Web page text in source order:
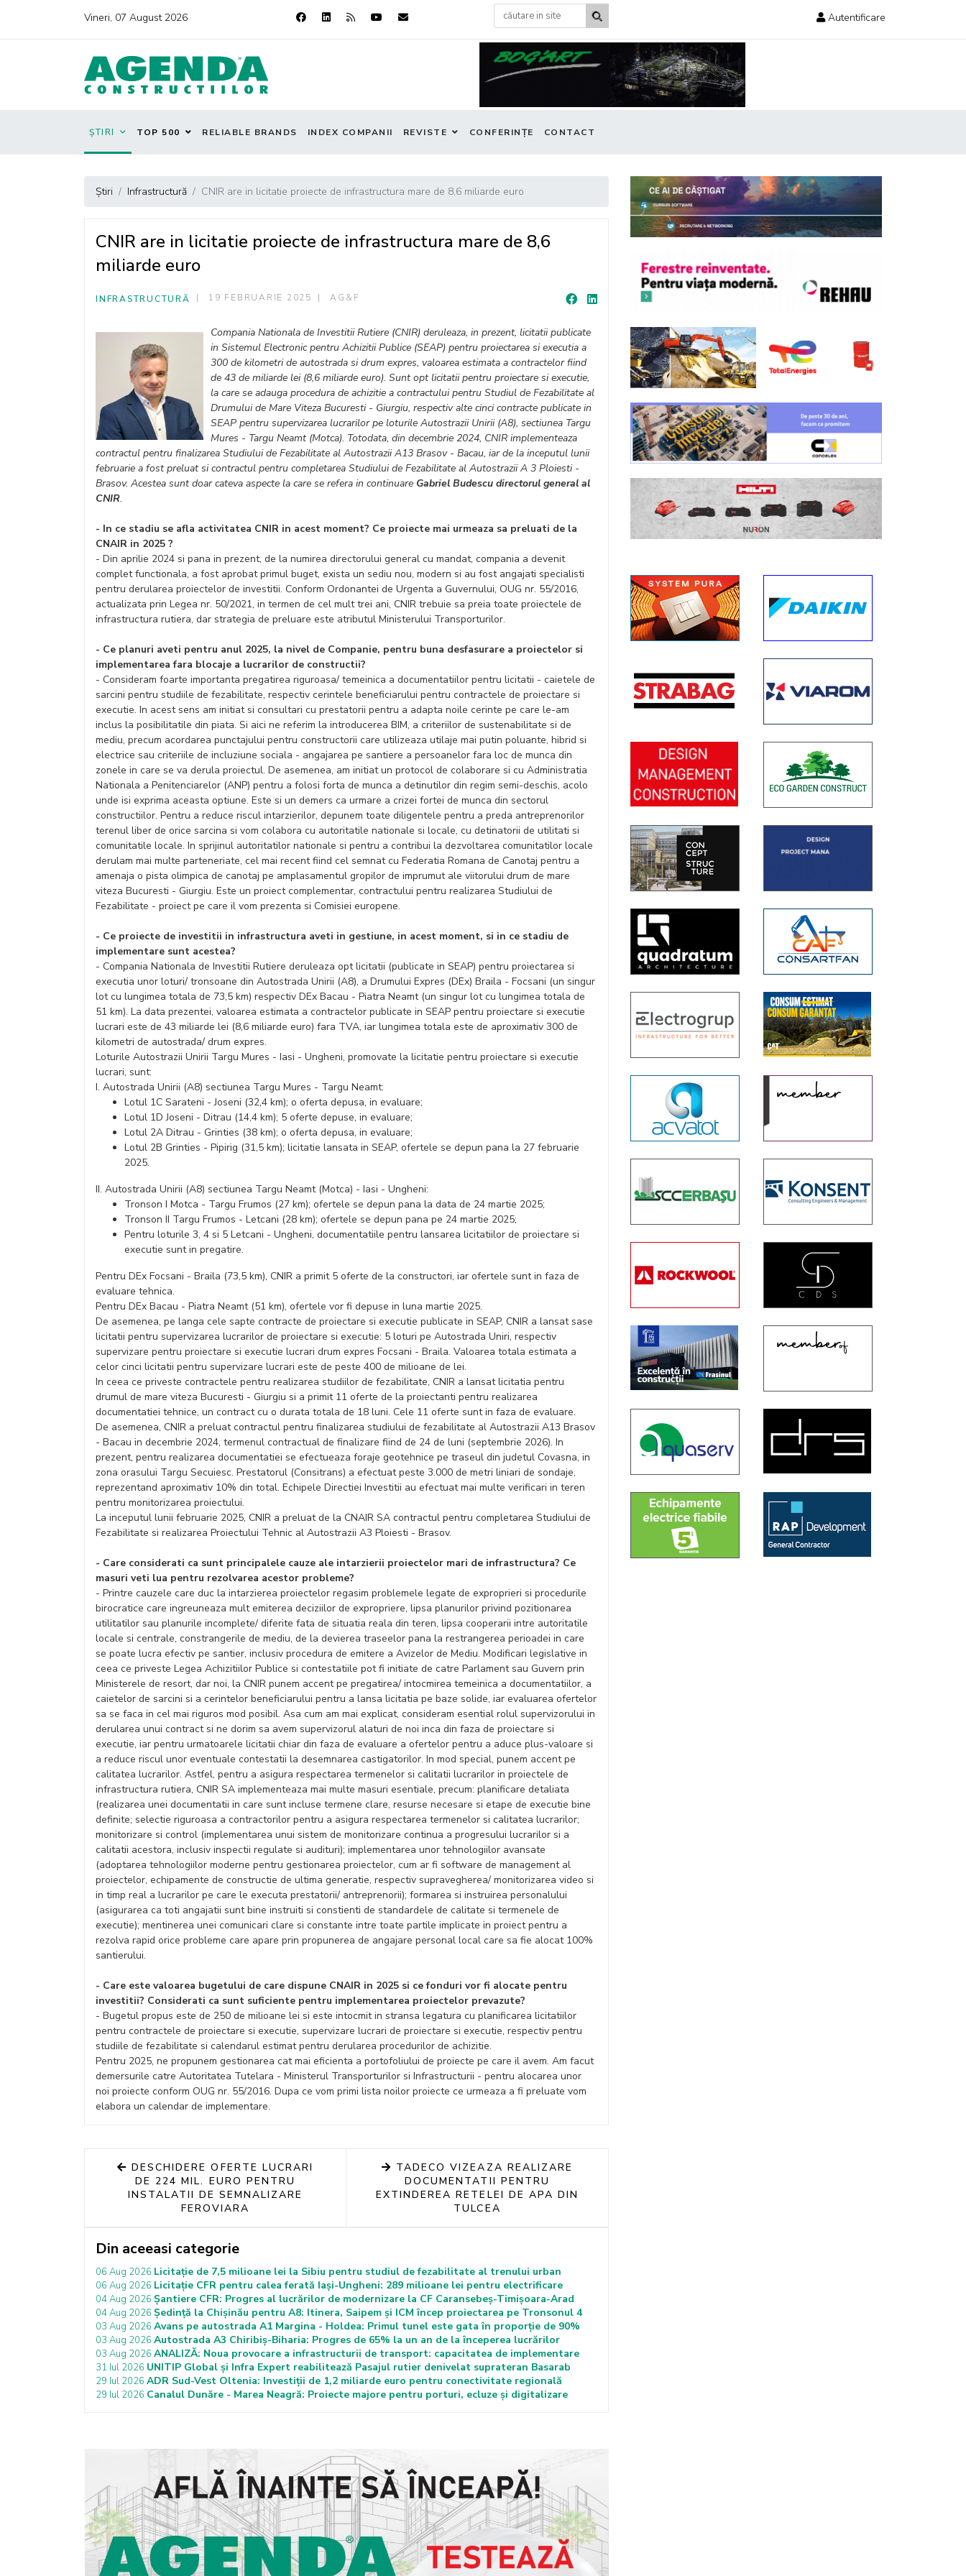
Vineri, 07 August 2026 Autentificare
ȘTIRI TOP 500 RELIABLE BRANDS INDEX COMPANII REVISTE CONFERINȚE CONTACT
Știri Infrastructură CNIR are in licitatie proiecte de infrastructura mare de 8,6 miliarde euro
CNIR are in licitatie proiecte de infrastructura mare de 8,6
miliarde euro
INFRASTRUCTURĂ 19 FEBRUARIE 2025 AG&F
Compania Nationala de Investitii Rutiere (CNIR) deruleaza, in prezent, licitatii publicate
in Sistemul Electronic pentru Achizitii Publice (SEAP) pentru proiectarea si executia a
300 de kilometri de autostrada si drum expres, valoarea estimata a contractelor fiind
de 43 de miliarde lei (8,6 miliarde euro). Sunt opt licitatii pentru proiectare si executie,
la care se adauga procedura de achizitie a contractului pentru Studiul de Fezabilitate al
Drumului de Mare Viteza Bucuresti - Giurgiu, respectiv alte cinci contracte publicate in
SEAP pentru supervizarea lucrarilor pe loturile Autostrazii Unirii (A8), sectiunea Targu
Mures - Targu Neamt (Motca). Totodata, din decembrie 2024, CNIR implementeaza
contractul pentru finalizarea Studiului de Fezabilitate al Autostrazii A13 Brasov - Bacau, iar de la inceputul lunii
februarie a fost preluat si contractul pentru completarea Studiului de Fezabilitate al Autostrazii A 3 Ploiesti -
Brasov. Acestea sunt doar cateva aspecte la care se refera in continuare Gabriel Budescu directorul general al
CNIR.
- In ce stadiu se afla activitatea CNIR in acest moment? Ce proiecte mai urmeaza sa preluati de la
CNAIR in 2025 ?
- Din aprilie 2024 si pana in prezent, de la numirea directorului general cu mandat, compania a devenit
complet functionala, a fost aprobat primul buget, exista un sediu nou, modern si au fost angajati specialisti
pentru derularea proiectelor de investitii. Conform Ordonantei de Urgenta a Guvernului, OUG nr. 55/2016,
actualizata prin Legea nr. 50/2021, in termen de cel mult trei ani, CNIR trebuie sa preia toate proiectele de
infrastructura rutiera, dar strategia de preluare este atributul Ministerului Transporturilor.
- Ce planuri aveti pentru anul 2025, la nivel de Companie, pentru buna desfasurare a proiectelor si
implementarea fara blocaje a lucrarilor de constructii?
- Consideram foarte importanta pregatirea riguroasa/ temeinica a documentatiilor pentru licitatii - caietele de
sarcini pentru studiile de fezabilitate, respectiv cerintele beneficiarului pentru contractele de proiectare si
executie. In acest sens am initiat si consultari cu prestatorii pentru a adapta noile cerinte pe care le-am
inclus la posibilitatile din piata. Si aici ne referim la introducerea BIM, a criteriilor de sustenabilitate si de
mediu, precum acordarea punctajului pentru constructorii care utilizeaza utilaje mai putin poluante, hibrid si
electrice sau criteriile de incluziune sociala - angajarea pe santiere a persoanelor fara loc de munca din
zonele in care se va derula proiectul. De asemenea, am initiat un protocol de colaborare si cu Administratia
Nationala a Penitenciarelor (ANP) pentru a folosi forta de munca a detinutilor din regim semi-deschis, acolo
unde isi exprima aceasta optiune. Este si un demers ca urmare a crizei fortei de munca din sectorul
constructiilor. Pentru a reduce riscul intarzierilor, depunem toate diligentele pentru a preda antreprenorilor
terenul liber de orice sarcina si vom colabora cu autoritatile nationale si locale, cu detinatorii de utilitati si
comunitatile locale. In sprijinul autoritatilor nationale si pentru a contribui la dezvoltarea comunitatilor locale
derulam mai multe parteneriate, cel mai recent fiind cel semnat cu Federatia Romana de Canotaj pentru a
amenaja o pista olimpica de canotaj pe amplasamentul gropilor de imprumut ale viitorului drum de mare
viteza Bucuresti - Giurgiu. Este un proiect complementar, contractului pentru realizarea Studiului de
Fezabilitate - proiect pe care il vom prezenta si Comisiei europene.
- Ce proiecte de investitii in infrastructura aveti in gestiune, in acest moment, si in ce stadiu de
implementare sunt acestea?
- Compania Nationala de Investitii Rutiere deruleaza opt licitatii (publicate in SEAP) pentru proiectarea si
executia unor loturi/ tronsoane din Autostrada Unirii (A8), a Drumului Expres (DEx) Braila - Focsani (un singur
lot cu lungimea totala de 73,5 km) respectiv DEx Bacau - Piatra Neamt (un singur lot cu lungimea totala de
51 km). La data prezentei, valoarea estimata a contractelor publicate in SEAP pentru proiectare si executie
lucrari este de 43 miliarde lei (8,6 miliarde euro) fara TVA, iar lungimea totala este de aproximativ 300 de
kilometri de autostrada/ drum expres.
Loturile Autostrazii Unirii Targu Mures - Iasi - Ungheni, promovate la licitatie pentru proiectare si executie
lucrari, sunt:
I. Autostrada Unirii (A8) sectiunea Targu Mures - Targu Neamt:
Lotul 1C Sarateni - Joseni (32,4 km); o oferta depusa, in evaluare;
Lotul 1D Joseni - Ditrau (14,4 km); 5 oferte depuse, in evaluare;
Lotul 2A Ditrau - Grinties (38 km); o oferta depusa, in evaluare;
Lotul 2B Grinties - Pipirig (31,5 km); licitatie lansata in SEAP, ofertele se depun pana la 27 februarie
2025.
II. Autostrada Unirii (A8) sectiunea Targu Neamt (Motca) - Iasi - Ungheni:
Tronson I Motca - Targu Frumos (27 km); ofertele se depun pana la data de 24 martie 2025;
Tronson II Targu Frumos - Letcani (28 km); ofertele se depun pana pe 24 martie 2025;
Pentru loturile 3, 4 si 5 Letcani - Ungheni, documentatiile pentru lansarea licitatiilor de proiectare si
executie sunt in pregatire.
Pentru DEx Focsani - Braila (73,5 km), CNIR a primit 5 oferte de la constructori, iar ofertele sunt in faza de
evaluare tehnica.
Pentru DEx Bacau - Piatra Neamt (51 km), ofertele vor fi depuse in luna martie 2025.
De asemenea, pe langa cele sapte contracte de proiectare si executie publicate in SEAP, CNIR a lansat sase
licitatii pentru supervizarea lucrarilor de proiectare si executie: 5 loturi pe Autostrada Uniri, respectiv
supervizare pentru proiectare si executie lucrari drum expres Focsani - Braila. Valoarea totala estimata a
celor cinci licitatii pentru supervizare lucrari este de peste 400 de milioane de lei.
In ceea ce priveste contractele pentru realizarea studiilor de fezabilitate, CNIR a lansat licitatia pentru
drumul de mare viteza Bucuresti - Giurgiu si a primit 11 oferte de la proiectanti pentru realizarea
documentatiei tehnice, un contract cu o durata totala de 18 luni. Cele 11 oferte sunt in faza de evaluare.
De asemenea, CNIR a preluat contractul pentru finalizarea studiului de fezabilitate al Autostrazii A13 Brasov
- Bacau in decembrie 2024, termenul contractual de finalizare fiind de 24 de luni (septembrie 2026). In
prezent, pentru realizarea documentatiei se efectueaza foraje geotehnice pe traseul din judetul Covasna, in
zona orasului Targu Secuiesc. Prestatorul (Consitrans) a efectuat peste 3.000 de metri liniari de sondaje,
reprezentand aproximativ 10% din total. Echipele Directiei Investitii au efectuat mai multe verificari in teren
pentru monitorizarea proiectului.
La inceputul lunii februarie 2025, CNIR a preluat de la CNAIR SA contractul pentru completarea Studiului de
Fezabilitate si realizarea Proiectului Tehnic al Autostrazii A3 Ploiesti - Brasov.
- Care considerati ca sunt principalele cauze ale intarzierii proiectelor mari de infrastructura? Ce
masuri veti lua pentru rezolvarea acestor probleme?
- Printre cauzele care duc la intarzierea proiectelor regasim problemele legate de exproprieri si procedurile
birocratice care ingreuneaza mult emiterea deciziilor de expropriere, lipsa planurilor privind pozitionarea
utilitatilor sau planurile incomplete/ diferite fata de situatia reala din teren, lipsa cooperarii intre autoritatile
locale si centrale, constrangerile de mediu, de la devierea traseelor pana la restrangerea perioadei in care
se poate lucra efectiv pe santier, inclusiv procedura de emitere a Avizelor de Mediu. Modificari legislative in
ceea ce priveste Legea Achizitiilor Publice si contestatiile pot fi initiate de catre Parlament sau Guvern prin
Ministerele de resort, dar noi, la CNIR punem accent pe pregatirea/ intocmirea temeinica a documentatiilor, a
caietelor de sarcini si a cerintelor beneficiarului pentru a lansa licitatia pe baze solide, iar evaluarea ofertelor
sa se faca in cel mai riguros mod posibil. Asa cum am mai explicat, consideram esential rolul supervizorului in
derularea unui contract si ne dorim sa avem supervizorul alaturi de noi inca din faza de proiectare si
executie, iar pentru urmatoarele licitatii chiar din faza de evaluare a ofertelor pentru a aduce plus-valoare si
a reduce riscul unor eventuale contestatii la desemnarea castigatorilor. In mod special, punem accent pe
calitatea lucrarilor. Astfel, pentru a asigura respectarea termenelor si calitatii lucrarilor in proiectele de
infrastructura rutiera, CNIR SA implementeaza mai multe masuri esentiale, precum: planificare detaliata
(realizarea unei documentatii in care sunt incluse termene clare, resurse necesare si etape de executie bine
definite; selectie riguroasa a contractorilor pentru a asigura respectarea termenelor si calitatea lucrarilor;
monitorizare si control (implementarea unui sistem de monitorizare continua a progresului lucrarilor si a
calitatii acestora, inclusiv inspectii regulate si audituri); implementarea unor tehnologiilor avansate
(adoptarea tehnologiilor moderne pentru gestionarea proiectelor, cum ar fi software de management al
proiectelor, echipamente de constructie de ultima generatie, respectiv supravegherea/ monitorizarea video si
in timp real a lucrarilor pe care le executa prestatorii/ antreprenorii); formarea si instruirea personalului
(asigurarea ca toti angajatii sunt bine instruiti si constienti de standardele de calitate si termenele de
executie); mentinerea unei comunicari clare si constante intre toate partile implicate in proiect pentru a
rezolva rapid orice probleme care apare prin propunerea de angajare personal local care sa fie alocat 100%
santierului.
- Care este valoarea bugetului de care dispune CNAIR in 2025 si ce fonduri vor fi alocate pentru
investitii? Considerati ca sunt suficiente pentru implementarea proiectelor prevazute?
- Bugetul propus este de 250 de milioane lei si este intocmit in stransa legatura cu planificarea licitatiilor
pentru contractele de proiectare si executie, supervizare lucrari de proiectare si executie, respectiv pentru
studiile de fezabilitate si calendarul estimat pentru derularea procedurilor de achizitie.
Pentru 2025, ne propunem gestionarea cat mai eficienta a portofoliului de proiecte pe care il avem. Am facut
demersurile catre Autoritatea Tutelara - Ministerul Transporturilor si Infrastructurii - pentru alocarea unor
noi proiecte conform OUG nr. 55/2016. Dupa ce vom primi lista noilor proiecte ce urmeaza a fi preluate vom
elabora un calendar de implementare.
DESCHIDERE OFERTE LUCRARI
DE 224 MIL. EURO PENTRU
INSTALATII DE SEMNALIZARE
FEROVIARA
TADECO VIZEAZA REALIZARE
DOCUMENTATII PENTRU
EXTINDEREA RETELEI DE APA DIN
TULCEA
Din aceeasi categorie
06 Aug 2026 Licitație de 7,5 milioane lei la Sibiu pentru studiul de fezabilitate al trenului urban
06 Aug 2026 Licitație CFR pentru calea ferată Iași-Ungheni: 289 milioane lei pentru electrificare
04 Aug 2026 Șantiere CFR: Progres al lucrărilor de modernizare la CF Caransebeș-Timișoara-Arad
04 Aug 2026 Ședință la Chișinău pentru A8: Itinera, Saipem și ICM încep proiectarea pe Tronsonul 4
03 Aug 2026 Avans pe autostrada A1 Margina - Holdea: Primul tunel este gata în proporție de 90%
03 Aug 2026 Autostrada A3 Chiribiș-Biharia: Progres de 65% la un an de la începerea lucrărilor
03 Aug 2026 ANALIZĂ: Noua provocare a infrastructurii de transport: capacitatea de implementare
31 Iul 2026 UNITIP Global și Infra Expert reabilitează Pasajul rutier denivelat suprateran Basarab
29 Iul 2026 ADR Sud-Vest Oltenia: Investiții de 1,2 miliarde euro pentru conectivitate regională
29 Iul 2026 Canalul Dunăre - Marea Neagră: Proiecte majore pentru porturi, ecluze și digitalizare